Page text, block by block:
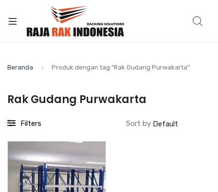
Beranda Produk dengan tag “Rak Gudang Purwakarta”
Rak Gudang Purwakarta
Filters Sort by